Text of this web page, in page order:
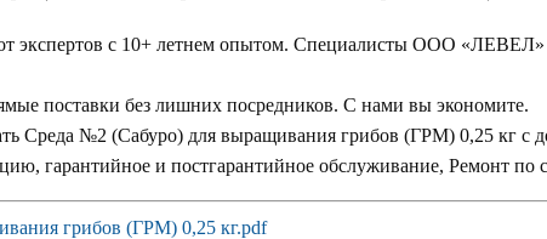
экспертов с 10+ летнем опытом. Специалисты ООО «ЛЕВЕЛ»
поставки без лишних посредников. С нами вы экономите.
Среда №2 (Сабуро) для выращивания грибов (ГРМ) 0,25 кг с
гарантийное и постгарантийное обслуживание, Ремонт по
грибов (ГРМ) 0,25 кг.pdf